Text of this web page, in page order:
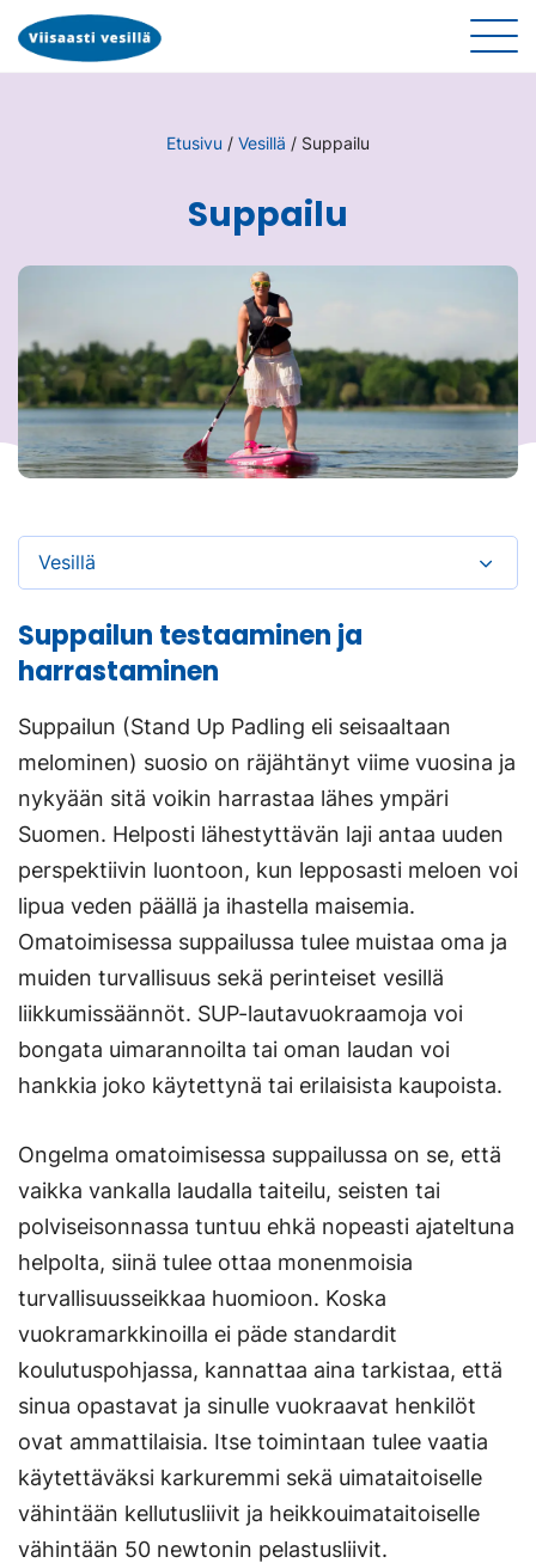
Etusivu / Vesillä / Suppailu
Suppailu
Vesillä
Suppailun testaaminen ja
harrastaminen
Suppailun (Stand Up Padling eli seisaaltaan
melominen) suosio on räjähtänyt viime vuosina ja
nykyään sitä voikin harrastaa lähes ympäri
Suomen. Helposti lähestyttävän laji antaa uuden
perspektiivin luontoon, kun lepposasti meloen voi
lipua veden päällä ja ihastella maisemia.
Omatoimisessa suppailussa tulee muistaa oma ja
muiden turvallisuus sekä perinteiset vesillä
liikkumissäännöt. SUP-lautavuokraamoja voi
bongata uimarannoilta tai oman laudan voi
hankkia joko käytettynä tai erilaisista kaupoista.
Ongelma omatoimisessa suppailussa on se, että
vaikka vankalla laudalla taiteilu, seisten tai
polviseisonnassa tuntuu ehkä nopeasti ajateltuna
helpolta, siinä tulee ottaa monenmoisia
turvallisuusseikkaa huomioon. Koska
vuokramarkkinoilla ei päde standardit
koulutuspohjassa, kannattaa aina tarkistaa, että
sinua opastavat ja sinulle vuokraavat henkilöt
ovat ammattilaisia. Itse toimintaan tulee vaatia
käytettäväksi karkuremmi sekä uimataitoiselle
vähintään kellutusliivit ja heikkouimataitoiselle
vähintään 50 newtonin pelastusliivit.